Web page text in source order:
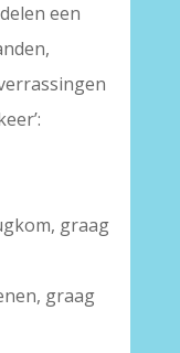
een
graag
graag